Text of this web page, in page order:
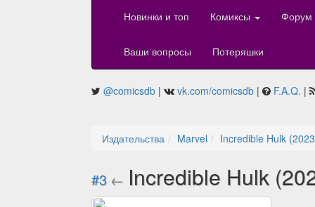
Новинки и топ Комиксы Форум
Ваши вопросы Потеряшки
@comicsdb | vk.com/comicsdb | F.A.Q. |
Издательства Marvel Incredible Hulk
#3 ← Incredible Hulk